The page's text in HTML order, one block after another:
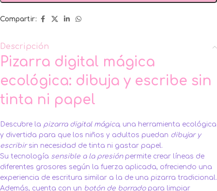
Compartir:
Descripción
Pizarra digital mágica
ecológica: dibuja y escribe sin
tinta ni papel
Descubre la pizarra digital mágica, una herramienta ecológica
y divertida para que los niños y adultos puedan dibujar y
escribirsin necesidad de tinta ni gastar papel.
Su tecnología sensible a la presiónpermite crear líneas de
diferentes grosores según la fuerza aplicada, ofreciendo una
experiencia de escritura similar a la de una pizarra tradicional.
Además, cuenta con un botón de borradopara limpiar